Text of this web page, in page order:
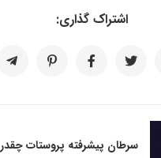
اشتراک گذاری:
سرطان پیشرفته پروستات چقدر